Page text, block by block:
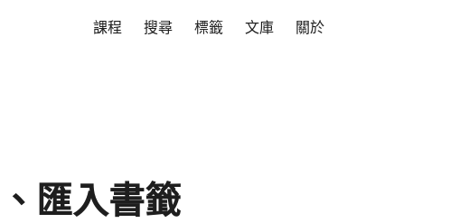
課程 搜尋 標籤 文庫 關於
匯入書籤